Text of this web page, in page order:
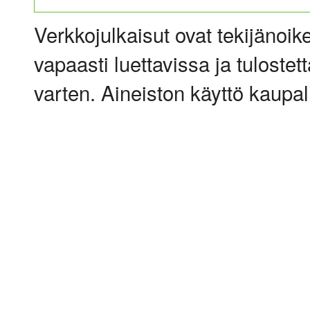
Verkkojulkaisut ovat
vapaasti luettavissa ja
varten. Aineiston käyttö